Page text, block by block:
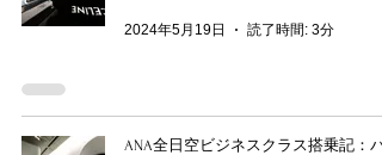
2024年5月19日 読了時間: 3分
ANA全日空ビジネスクラス搭乗記：バ